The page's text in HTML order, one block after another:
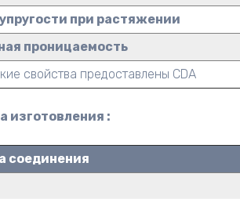
свойства предоставлены CDA
при растяжении
проницаемость
изготовления :
соединения